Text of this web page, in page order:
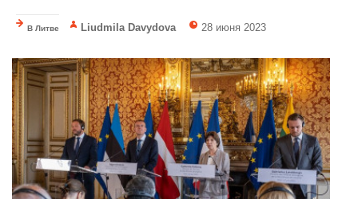
В Литве Liudmila Davydova 28 июня 2023